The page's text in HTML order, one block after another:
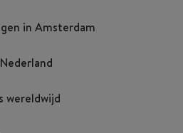
in Amsterdam
wereldwijd